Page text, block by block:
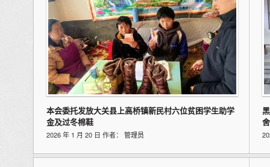
本会委托发放大关县上高桥镇新民村六位贫困学生助学
金及过冬棉鞋
2026 年 1 月 20 日 作者： 管理员